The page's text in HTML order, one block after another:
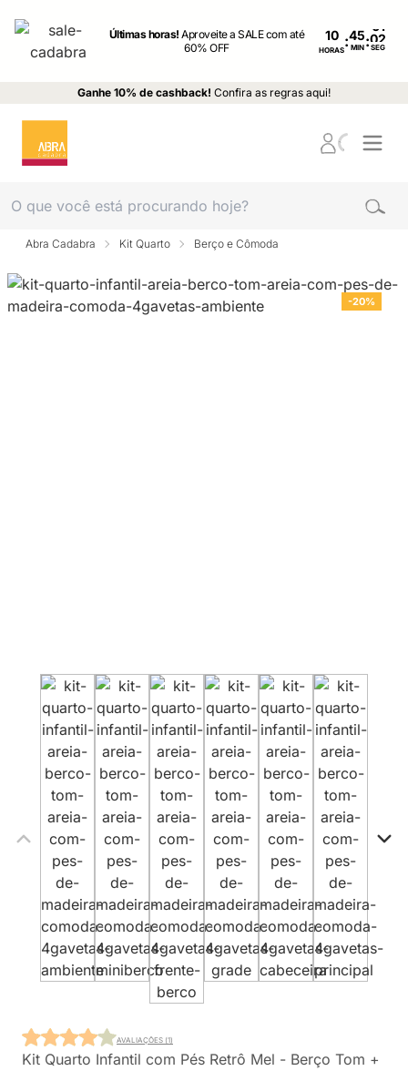
Últimas horas!Aproveite a SALE com até
60% OFF
10
HORAS: MIN : SEG
Ganhe 10% de cashback! Confira as regras aqui!
Abra Cadabra Kit Quarto Berço e Cômoda
-20%
Kit Quarto Infantil com Pés Retrô Mel - Berço Tom +
AVALIAÇÕES (1)